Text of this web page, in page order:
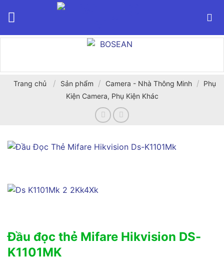
Trang chủ / Sản phẩm / Camera - Nhà Thông Minh / Phụ
Kiện Camera, Phụ Kiện Khác
Đầu đọc thẻ Mifare Hikvision DS-
K1101MK